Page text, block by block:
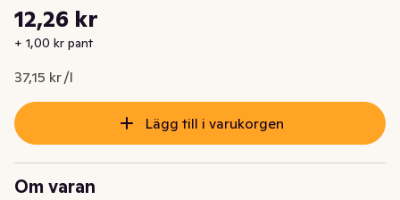
Nuvarande pris är: 12,26 kr
12,26 kr
+ 1,00 kr pant
37,15 kr /l
Styckpris: 37,15 kr /l
Lägg till i varukorgen
Om varan